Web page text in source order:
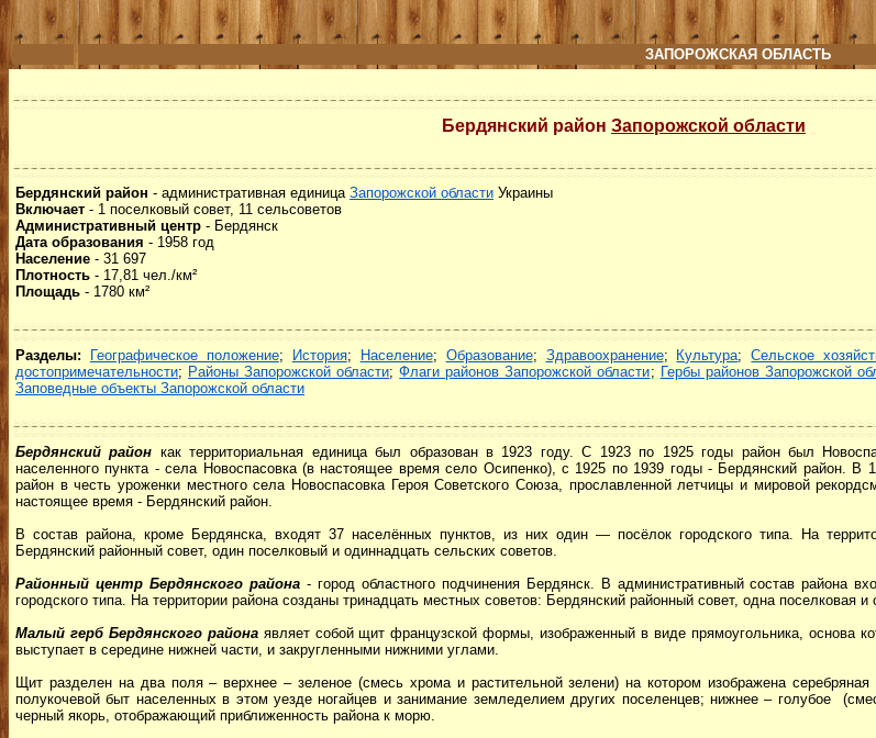
ЗАПОРОЖСКАЯ ОБЛАСТЬ
Бердянский район Запорожской области
Бердянский район - административная единица Запорожской области Украины
Включает - 1 поселковый совет, 11 сельсоветов
Административный центр - Бердянск
Дата образования - 1958 год
Население - 31 697
Плотность - 17,81 чел./км²
Площадь - 1780 км²
Разделы: Географическое положение; История; Население; Образование; Здравоохранение; Культура;Сельское
достопримечательности; Районы Запорожской области;Флаги районов Запорожской области; Гербы районов Запорожской
Заповедные объекты Запорожской области
Бердянский район как территориальная единица был образован в 1923 году. С 1923 по 1925 годы район был
населенного пункта - села Новоспасовка (в настоящее время село Осипенко), с 1925 по 1939 годы - Бердянский район. В
район в честь уроженки местного села Новоспасовка Героя Советского Союза, прославленной летчицы и мировой
настоящее время - Бердянский район.
В состав района, кроме Бердянска, входят 37 населённых пунктов, из них один — посёлок городского типа. На
Бердянский районный совет, один поселковый и одиннадцать сельских советов.
Районный центр Бердянского района- город областного подчинения Бердянск. В административный состав района
городского типа. На территории района созданы тринадцать местных советов: Бердянский районный совет, одна поселковая и
Малый герб Бердянского районаявляет собой щит французской формы, изображенный в виде прямоугольника, основа
выступает в середине нижней части, и закругленными нижними углами.
Щит разделен на два поля – верхнее – зеленое (смесь хрома и растительной зелени) на котором изображена серебряная
полукочевой быт населенных в этом уезде ногайцев и занимание земледелием других поселенцев; нижнее – голубое
черный якорь, отображающий приближенность района к морю.